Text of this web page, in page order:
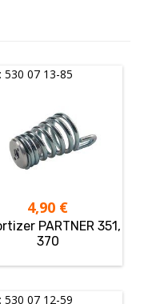
530 07 13-85
4,90 €
PARTNER 351,
370
530 07 12-59